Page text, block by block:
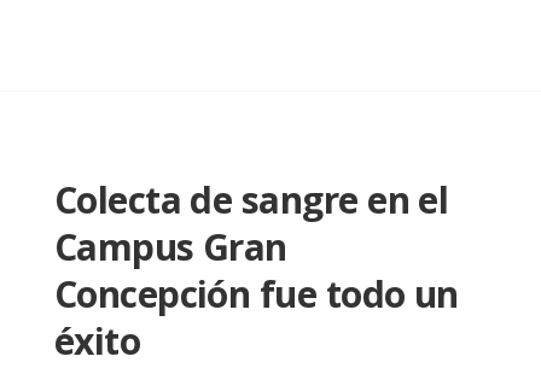
Colecta de sangre en el
Campus Gran
Concepción fue todo un
éxito